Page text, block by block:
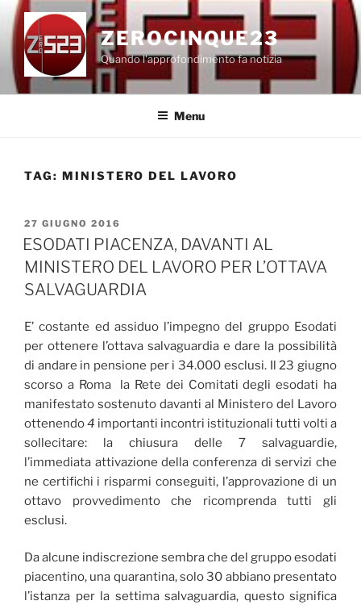
Salta
contenuto
ZEROCINQUE23
Quando l'approfondimento fa notizia
Menu
TAG: MINISTERO DEL LAVORO
PUBBLICATO
IL
27 GIUGNO 2016
ESODATI PIACENZA, DAVANTI AL
MINISTERO DEL LAVORO PER L’OTTAVA
SALVAGUARDIA
E’ costante ed assiduo l’impegno del gruppo Esodati
per ottenere l’ottava salvaguardia e dare la possibilità
di andare in pensione per i 34.000 esclusi. Il 23 giugno
scorso a Roma la Rete dei Comitati degli esodati ha
manifestato sostenuto davanti al Ministero del Lavoro
ottenendo4 importanti incontri istituzionali tutti volti a
sollecitare: la chiusura delle 7 salvaguardie,
l’immediata attivazione della conferenza di servizi che
ne certifichi i risparmi conseguiti, l’approvazione di un
ottavo provvedimento che ricomprenda tutti gli
esclusi.
Da alcune indiscrezione sembra che del gruppo esodati
piacentino, una quarantina, solo 30 abbiano presentato
l’istanza per la settima salvaguardia, questo significa